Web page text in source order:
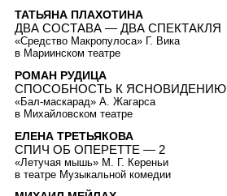
ТАТЬЯНА ПЛАХОТИНА
ДВА СОСТАВА — ДВА СПЕКТАКЛЯ
«Средство Макропулоса» Г. Вика
в Мариинском театре
РОМАН РУДИЦА
СПОСОБНОСТЬ К ЯСНОВИДЕНИЮ
«Бал-маскарад» А. Жагарса
в Михайловском театре
ЕЛЕНА ТРЕТЬЯКОВА
СПИЧ ОБ ОПЕРЕТТЕ — 2
«Летучая мышь» М. Г. Кереньи
в театре Музыкальной комедии